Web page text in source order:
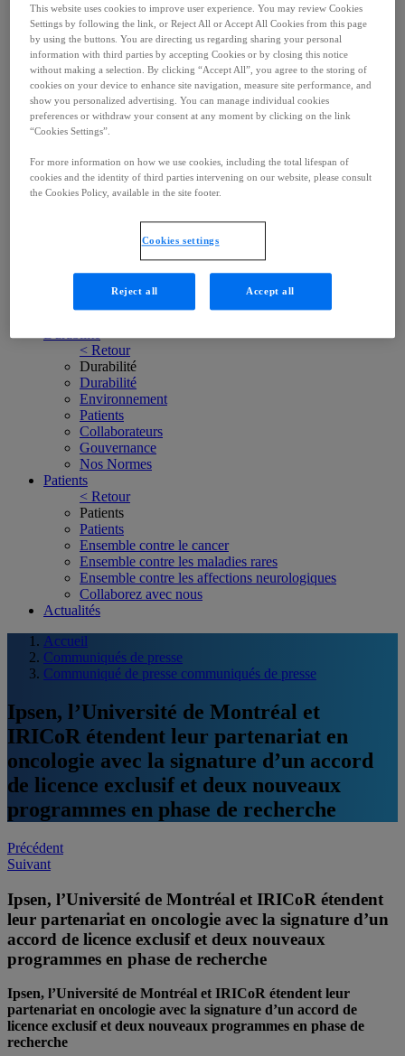
Science
< Retour
Science
Oncologie
Maladies rares
Neurosciences
Profils
Partenariat
< Retour
Partenariat
Focus thérapeutique
Essais cliniques
Résumés vulgarisés
Trouver un essai clinique
< Retour
Durabilité
Durabilité
Environnement
Patients
Collaborateurs
Gouvernance
Nos Normes
Patients
< Retour
Patients
Patients
Ensemble contre le cancer
Ensemble contre les maladies rares
Ensemble contre les affections neurologiques
Collaborez avec nous
Actualités
Accueil
Communiqués de presse
Communiqué de presse communiqués de presse
Ipsen, l’Université de Montréal et
IRICoR étendent leur partenariat en
oncologie avec la signature d’un accord
de licence exclusif et deux nouveaux
programmes en phase de recherche
Post
navigation
Précédent
Suivant
Ipsen, l’Université de Montréal et IRICoR étendent
leur partenariat en oncologie avec la signature d’un
accord de licence exclusif et deux nouveaux
programmes en phase de recherche
Ipsen, l’Université de Montréal et IRICoR étendent leur
partenariat en oncologie avec la signature d’un accord de
licence exclusif et deux nouveaux programmes en phase de
recherche
This website uses cookies to improve user experience. You may review Cookies
Settings by following the link, or Reject All or Accept All Cookies from this page
by using the buttons. You are directing us regarding sharing your personal
information with third parties by accepting Cookies or by closing this notice
without making a selection. By clicking “Accept All”, you agree to the storing of
cookies on your device to enhance site navigation, measure site performance, and
show you personalized advertising. You can manage individual cookies
preferences or withdraw your consent at any moment by clicking on the link
“Cookies Settings”.
For more information on how we use cookies, including the total lifespan of
cookies and the identity of third parties intervening on our website, please consult
the Cookies Policy, available in the site footer.
Cookies settings
Reject all Accept all